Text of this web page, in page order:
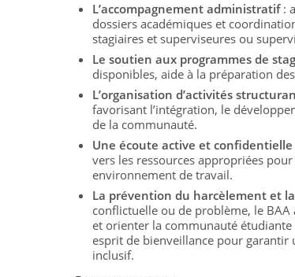
L’accompagnement administratif :
dossiers académiques et
stagiaires et superviseures ou
Le soutien aux programmes de
disponibles, aide à la préparation
L’organisation d’activités
favorisant l’intégration, le
de la communauté.
Une écoute active et confidentielle
vers les ressources appropriées
environnement de travail.
La prévention du harcèlement et
conflictuelle ou de problème, le
et orienter la communauté
esprit de bienveillance pour
inclusif.